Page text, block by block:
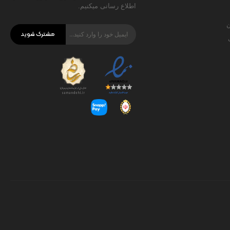
اطلاع رسانی میکنیم.
مشترک شوید